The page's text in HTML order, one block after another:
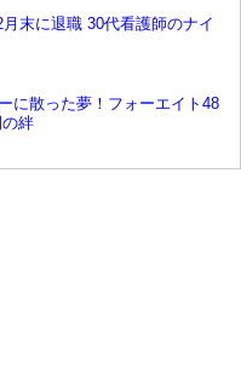
月末に退職 30代看護師のナイ
に散った夢！フォーエイト48
絆